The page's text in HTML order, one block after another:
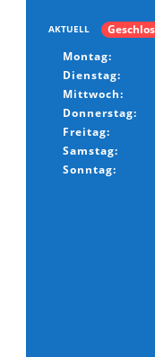
AKTUELL
Montag:
Dienstag:
Mittwoch:
Donnerstag:
Freitag:
Samstag:
Sonntag: